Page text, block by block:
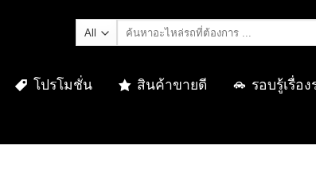
ค้นหา:
โปรโมชั่น สินค้าขายดี รอบรู้เรื่อง